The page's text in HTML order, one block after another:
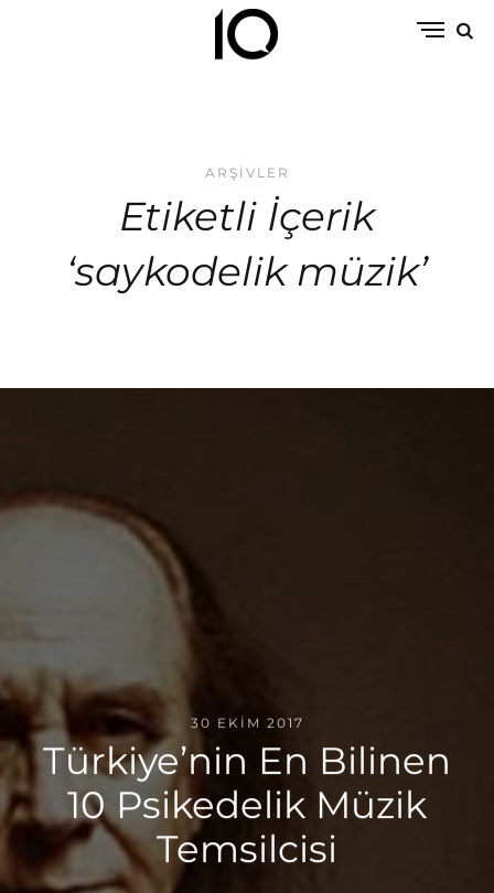
ARŞIVLER
Etiketli İçerik
‘saykodelik müzik’
30 EKIM 2017
Türkiye’nin En Bilinen
10 Psikedelik Müzik
Temsilcisi